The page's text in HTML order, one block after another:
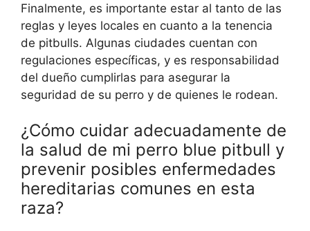
Finalmente, es importante estar al tanto de las
reglas y leyes locales en cuanto a la tenencia
de pitbulls. Algunas ciudades cuentan con
regulaciones específicas, y es responsabilidad
del dueño cumplirlas para asegurar la
seguridad de su perro y de quienes le rodean.
¿Cómo cuidar adecuadamente de
la salud de mi perro blue pitbull y
prevenir posibles enfermedades
hereditarias comunes en esta
raza?